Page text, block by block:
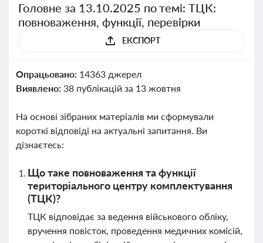
Головне за 13.10.2025 по темі: ТЦК:
повноваження, функції, перевірки
ЕКСПОРТ
Опрацьовано: 14363 джерел
Виявлено: 38 публікацій за 13 жовтня
На основі зібраних матеріалів ми сформували
короткі відповіді на актуальні запитання. Ви
дізнаєтесь:
Що таке повноваження та функції
територіального центру комплектування
(ТЦК)?
ТЦК відповідає за ведення військового обліку,
вручення повісток, проведення медичних комісій,